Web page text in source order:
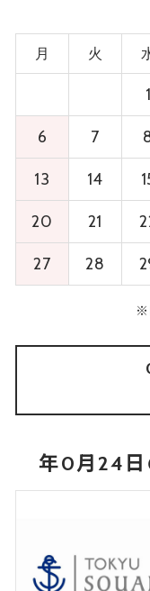
月 火
1
6 7
13 14
20 21
27 28
※
年0月24日